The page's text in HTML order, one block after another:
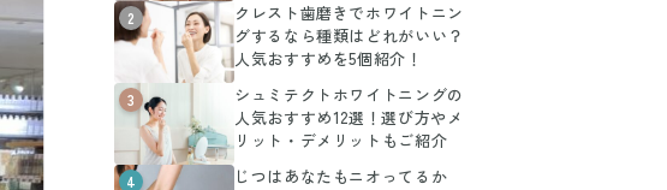
2
クレスト歯磨きでホワイトニン
グするなら種類はどれがいい？
人気おすすめを5個紹介！
3
シュミテクトホワイトニングの
人気おすすめ12選！選び方やメ
リット・デメリットもご紹介
4
じつはあなたもニオってるか